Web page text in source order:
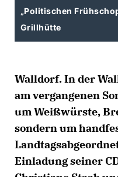
Politischen
Grillhütte
Walldorf. In der
am vergangenen
um Weißwürste,
sondern um
Einladung seiner